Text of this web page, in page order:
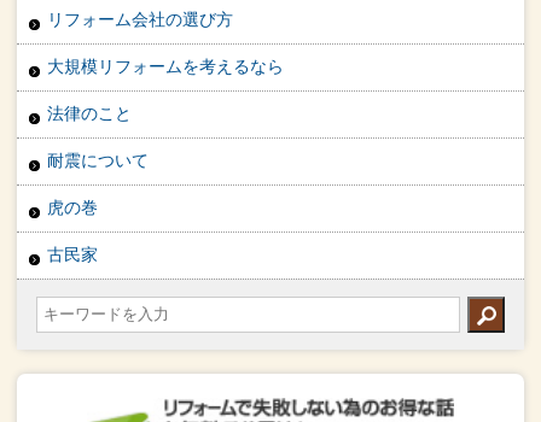
リフォーム会社の選び方
大規模リフォームを考えるなら
法律のこと
耐震について
虎の巻
古民家